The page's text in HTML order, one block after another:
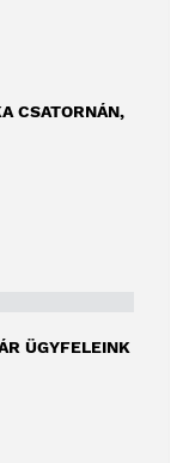
CSATORNÁN,
ÜGYFELEINK